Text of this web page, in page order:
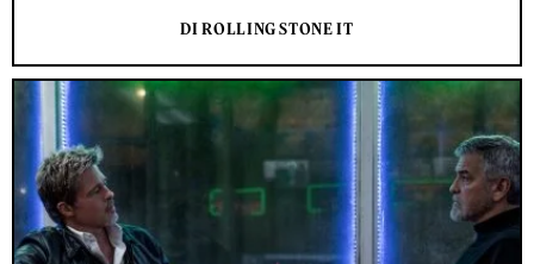
DI ROLLING STONE IT